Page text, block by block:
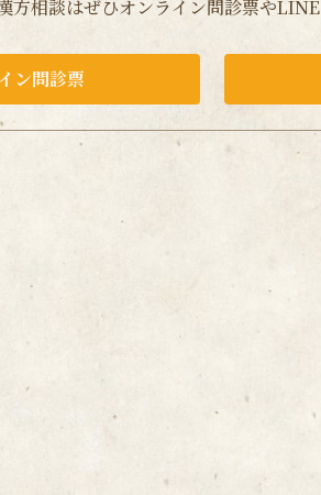
方相談はぜひオンライン問診票やLINE
ン問診票